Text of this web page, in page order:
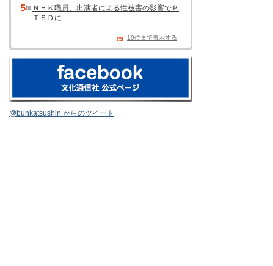
ＮＨＫ職員、出演者による性被害の影響でＰ
ＴＳＤに
10位まで表示する
@bunkatsushin からのツイート